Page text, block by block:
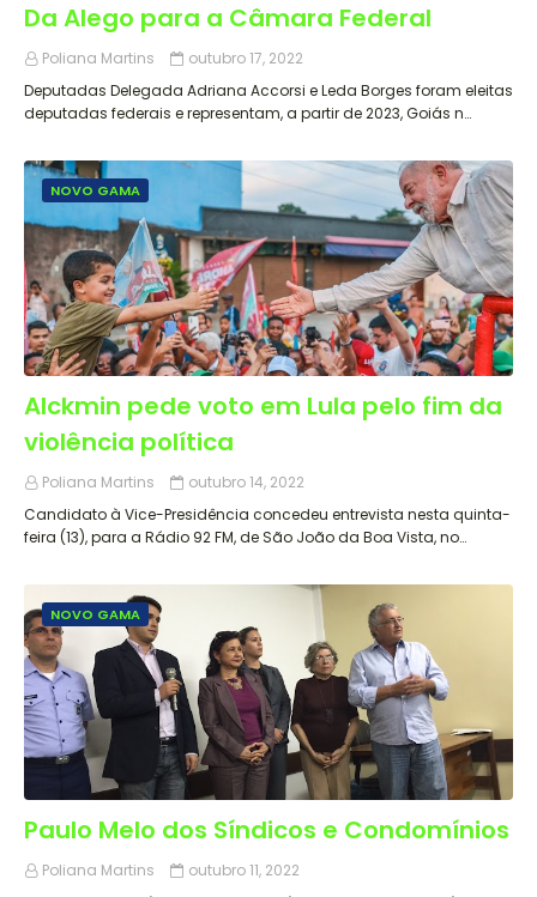
Da Alego para a Câmara Federal
Poliana Martins
outubro 17, 2022
Deputadas Delegada Adriana Accorsi e Leda Borges foram eleitas
deputadas federais e representam, a partir de 2023, Goiás n…
NOVO GAMA
Alckmin pede voto em Lula pelo fim da
violência política
Poliana Martins
outubro 14, 2022
Candidato à Vice-Presidência concedeu entrevista nesta quinta-
feira (13), para a Rádio 92 FM, de São João da Boa Vista, no…
NOVO GAMA
Paulo Melo dos Síndicos e Condomínios
Poliana Martins
outubro 11, 2022